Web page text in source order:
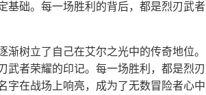
基础。每一场胜利的背后，都是烈刃武者
树立了自己在艾尔之光中的传奇地位。
武者荣耀的印记。每一场胜利，都是烈刃
字在战场上响亮，成为了无数冒险者心中